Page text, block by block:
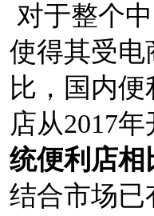
对于整个
使得其受电
比，国内
店从2017
统便利店相
结合市场已